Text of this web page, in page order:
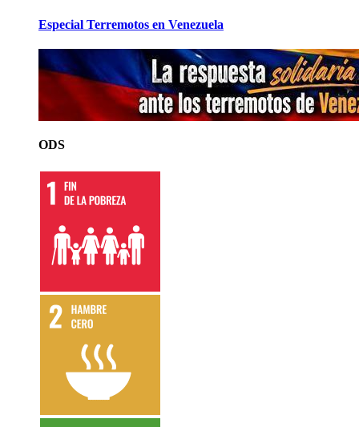
Especial Terremotos en Venezuela
ODS